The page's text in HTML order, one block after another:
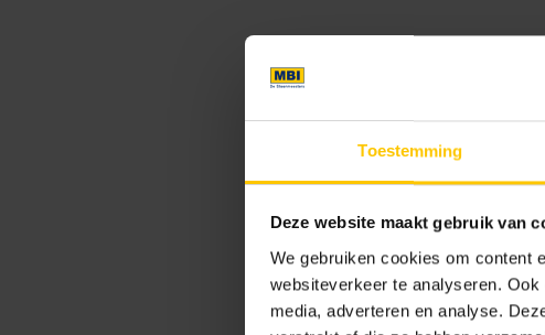
Toestemming
Deze website maakt gebruik van
We gebruiken cookies om content
websiteverkeer te analyseren.
media, adverteren en analyse.
Prijs Eenheid:
Kleurcode:
Kleur